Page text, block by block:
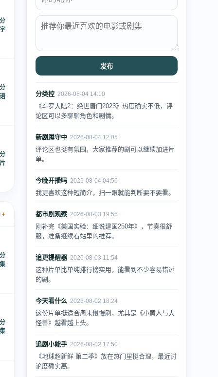
+
发布
分类控 2026-08-04 14:10
《斗罗大陆2：绝世唐门2023》热度确实不低，评
论区可以多聊聊角色和剧情。
新剧蹲守中 2026-08-04 12:05
评论区也挺有氛围，大家推荐的剧可以继续加进片
单。
今晚开播吗 2026-08-04 04:50
我更喜欢这种短简介，扫一眼就能判断要不要看。
都市剧观察 2026-08-03 19:55
刚补完《美国实验：细说建国250年》，节奏很舒
服，准备继续看站里的推荐。
追更提醒器 2026-08-03 11:54
这种片单比单纯排行榜实用，能看到不少容易错过
的剧。
今天看什么 2026-08-02 18:24
这份片单挺适合周末慢慢刷，尤其是《小黄人与大
怪兽》越看越上头。
追剧小能手 2026-08-02 17:50
《地球超新鲜 第二季》放在热门里挺合理，最近讨
论度确实高。